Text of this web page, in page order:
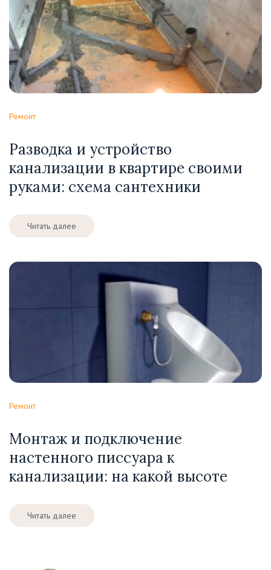
Ремонт
Разводка и устройство
канализации в квартире своими
руками: схема сантехники
Читать далее
Ремонт
Монтаж и подключение
настенного писсуара к
канализации: на какой высоте
Читать далее